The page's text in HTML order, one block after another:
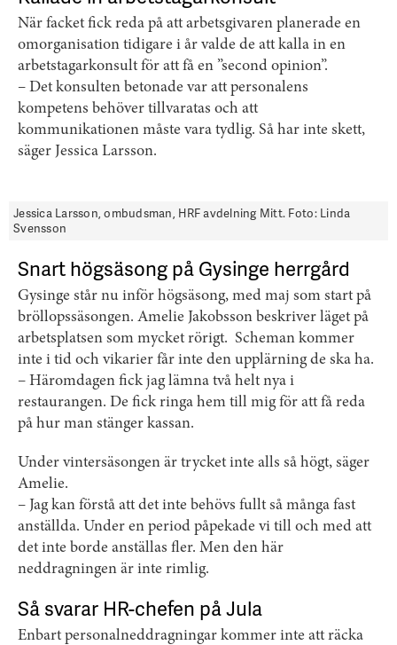
När facket fick reda på att arbetsgivaren planerade en
omorganisation tidigare i år valde de att kalla in en
arbetstagarkonsult för att få en ”second opinion”.
– Det konsulten betonade var att personalens
kompetens behöver tillvaratas och att
kommunikationen måste vara tydlig. Så har inte skett,
säger Jessica Larsson.
Jessica Larsson, ombudsman, HRF avdelning Mitt. Foto: Linda
Svensson
Snart högsäsong på Gysinge herrgård
Gysinge står nu inför högsäsong, med maj som start på
bröllopssäsongen. Amelie Jakobsson beskriver läget på
arbetsplatsen som mycket rörigt. Scheman kommer
inte i tid och vikarier får inte den upplärning de ska ha.
– Häromdagen fick jag lämna två helt nya i
restaurangen. De fick ringa hem till mig för att få reda
på hur man stänger kassan.
Under vintersäsongen är trycket inte alls så högt, säger
Amelie.
– Jag kan förstå att det inte behövs fullt så många fast
anställda. Under en period påpekade vi till och med att
det inte borde anställas fler. Men den här
neddragningen är inte rimlig.
Så svarar HR-chefen på Jula
Enbart personalneddragningar kommer inte att räcka